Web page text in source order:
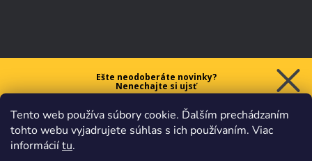
Tento web používa súbory cookie. Ďalším prechádzaním
tohto webu vyjadrujete súhlas s ich používaním. Viac
informáciítu.
Ešte neodoberáte novinky?
Nenechajte si ujsť
na prvý nákup nad 40 €.